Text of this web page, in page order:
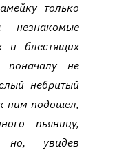
только
незнакомые
и блестящих
поначалу не
небритый
ним подошел,
пьяницу,
но, увидев